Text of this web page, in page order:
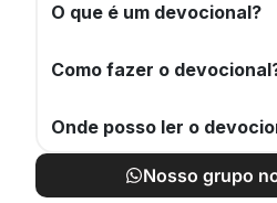
O que é um devocional?
Como fazer o
Onde posso ler o
Nosso grupo